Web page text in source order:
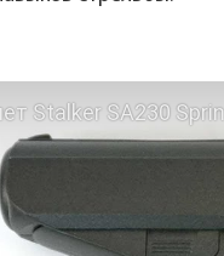
Stalker SA230